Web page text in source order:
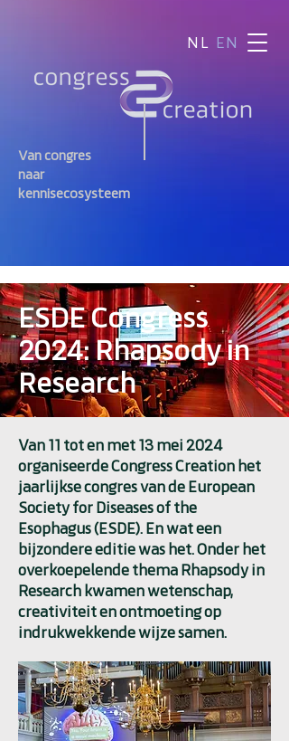
NL EN
Van congres
naar
kennisecosysteem
ESDE Congress
2024: Rhapsody in
Research
Van 11 tot en met 13 mei 2024
organiseerde Congress Creation het
jaarlijkse congres van de European
Society for Diseases of the
Esophagus (ESDE). En wat een
bijzondere editie was het. Onder het
overkoepelende thema Rhapsody in
Research kwamen wetenschap,
creativiteit en ontmoeting op
indrukwekkende wijze samen.